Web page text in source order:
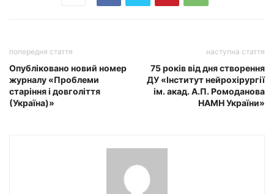
попередня стаття
Опубліковано новий номер
журналу «Проблеми
старіння і довголіття
(Україна)»
наступна стаття
75 років від дня створення
ДУ «Інститут нейрохірургії
ім. акад. А.П. Ромоданова
НАМН України»